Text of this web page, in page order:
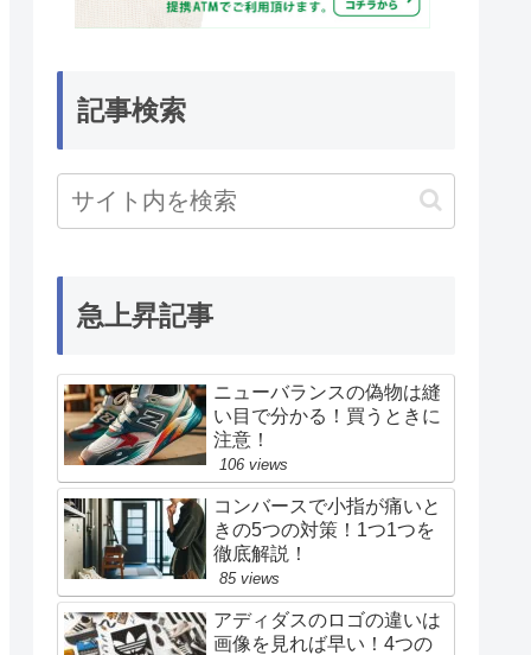
記事検索
急上昇記事
ニューバランスの偽物は縫
い目で分かる！買うときに
注意！
106 views
コンバースで小指が痛いと
きの5つの対策！1つ1つを
徹底解説！
85 views
アディダスのロゴの違いは
画像を見れば早い！4つの